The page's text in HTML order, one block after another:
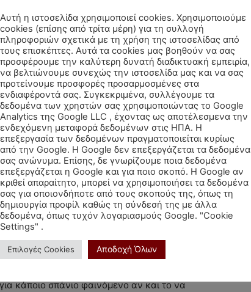
ένα αμφιλεγόμενο ζήτημα και συνήθως
(Mean Node) και του Αληθή Δεσμού (True
σχετικά με το ποιος είναι ο πιο
διαφορά. Δεν είναι περίεργο όμως που
υποθετικά σημεία που η θέση τους είναι
μια πραγματικής θέσης.
Δεσμοί της Σελήνης έχουν κερδίσει προ
που στις μέρες μας φαίνεται να έχει
διάσταση που συχνά παίρνει η ανάλυση ενός
και είναι αρκετό να αναφέρουμε πως
κοντά στους Δεσμούς της Σελήνης σε
Ήλιου ή Σελήνης.
δύο φορές το χρόνο με δύο ή και τρεις
κάποιο σπάνιο φαινόμενο αν και το να
Αυτή η ιστοσελίδα χρησιμοποιεί cookies. Χρησιμοποιούμε
cookies (επίσης από τρίτα μέρη) για τη συλλογή
πληροφοριών σχετικά με τη χρήση της ιστοσελίδας από
τους επισκέπτες. Αυτά τα cookies μας βοηθούν να σας
προσφέρουμε την καλύτερη δυνατή διαδικτυακή εμπειρία,
να βελτιώνουμε συνεχώς την ιστοσελίδα μας και να σας
προτείνουμε προσφορές προσαρμοσμένες στα
ενδιαφέροντά σας. Συγκεκριμένα, συλλέγουμε τα
δεδομένα των χρηστών σας χρησιμοποιώντας το Google
Analytics της Google LLC , έχοντας ως αποτέλεσμενα την
ενδεχόμενη μεταφορά δεδομένων στις ΗΠΑ. Η
επεξεργασία των δεδομένων πραγματοποιείται κυρίως
από την Google. Η Google δεν επεξεργάζεται τα δεδομένα
σας ανώνυμα. Επίσης, δε γνωρίζουμε ποια δεδομένα
επεξεργάζεται η Google και για ποιο σκοπό. Η Google αν
κριθεί απαραίτητο, μπορεί να χρησιμοποιήσει τα δεδομένα
σας για οποιονδήποτε από τους σκοπούς της, όπως τη
δημιουργία προφίλ καθώς τη σύνδεσή της με άλλα
δεδομένα, όπως τυχόν λογαριασμούς Google. "Cookie
Settings" .
Επιλογές Cookies Αποδοχή Όλων